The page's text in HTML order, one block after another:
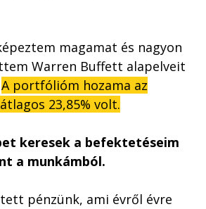
magamat és nagyon
Warren Buffett alapelveit
A portfólióm hozama az
23,85% volt.
keresek a befektetéseim
a munkámból.
pénzünk, ami évről évre